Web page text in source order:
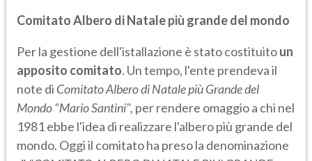
Comitato Albero di Natale più grande del mondo
Per la gestione dell'istallazione è stato costituitoun
apposito comitato. Un tempo, l'ente prendeva il
note di Comitato Albero di Natale più Grande del
Mondo "Mario Santini", per rendere omaggio a chi nel
1981 ebbe l'idea di realizzare l'albero più grande del
mondo. Oggi il comitato ha preso la denominazione